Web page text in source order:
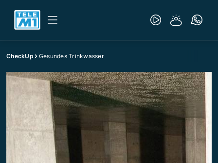
CheckUp Gesundes Trinkwasser